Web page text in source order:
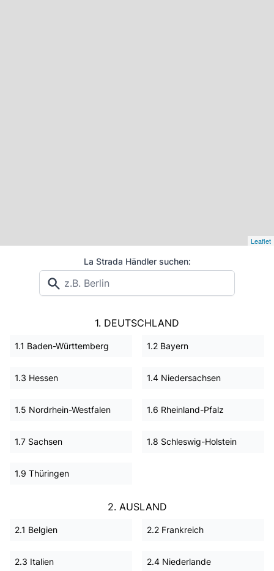
Leaflet
La Strada Händler suchen:
1. DEUTSCHLAND
1.1 Baden-Württemberg 1.2 Bayern
1.3 Hessen 1.4 Niedersachsen
1.5 Nordrhein-Westfalen 1.6 Rheinland-Pfalz
1.7 Sachsen 1.8 Schleswig-Holstein
1.9 Thüringen
2. AUSLAND
2.1 Belgien 2.2 Frankreich
2.3 Italien 2.4 Niederlande